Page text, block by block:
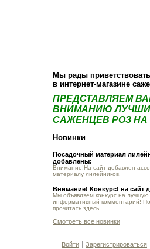
Мы рады
в интернет-магазине
ПРЕДСТАВЛЯЕМ
ВНИМАНИЮ
САЖЕНЦЕВ РОЗ НА
Новинки
Посадочный материал
добавлены:
Внимание!На сайт добавлен
материалу лилейников.
Внимание! Конкурс! на сайт
Мы объявляем конкурс на
информативный комментарий!
прочитать здесь
Смотреть все новинки
Войти Зарегистрироваться